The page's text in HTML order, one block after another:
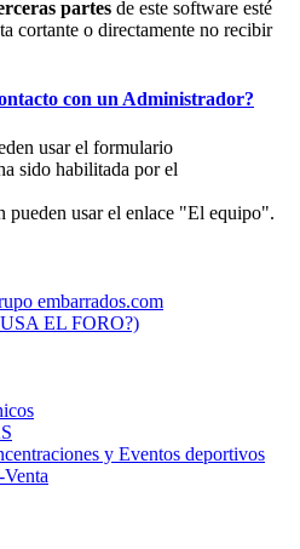
partes de este software esté
cortante o directamente no recibir
con un Administrador?
usar el formulario
sido habilitada por el
pueden usar el enlace "El equipo".
embarrados.com
EL FORO?)
y Eventos deportivos